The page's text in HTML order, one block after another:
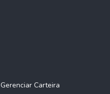
Gerenciar Carteira